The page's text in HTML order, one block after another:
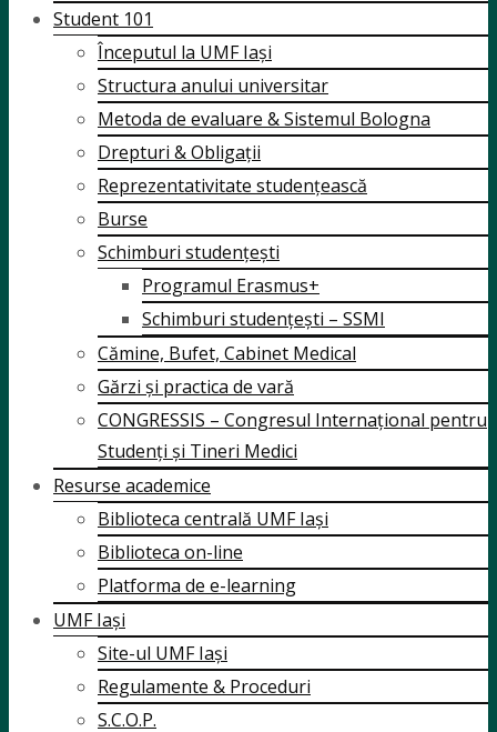
Student 101
Începutul la UMF Iași
Structura anului universitar
Metoda de evaluare & Sistemul Bologna
Drepturi & Obligații
Reprezentativitate studențească
Burse
Schimburi studențești
Programul Erasmus+
Schimburi studențești – SSMI
Cămine, Bufet, Cabinet Medical
Gărzi și practica de vară
CONGRESSIS – Congresul Internațional pentru
Studenți și Tineri Medici
Resurse academice
Biblioteca centrală UMF Iași
Biblioteca on-line
Platforma de e-learning
UMF Iași
Site-ul UMF Iași
Regulamente & Proceduri
S.C.O.P.